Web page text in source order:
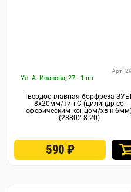
Ул. А. Иванова, 27 : 1 шт
Арт.
Твердосплавная борфреза
8х20мм/тип C (цилиндр со
сферическим концом/хв-к
(28802-8-20)
590₽